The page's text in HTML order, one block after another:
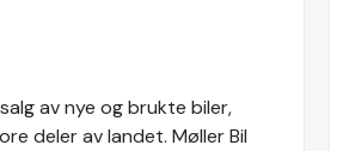
av nye og brukte biler,
deler av landet. Møller Bil